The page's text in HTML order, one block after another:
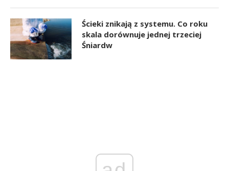
Ścieki znikają z systemu. Co roku
skala dorównuje jednej trzeciej
Śniardw